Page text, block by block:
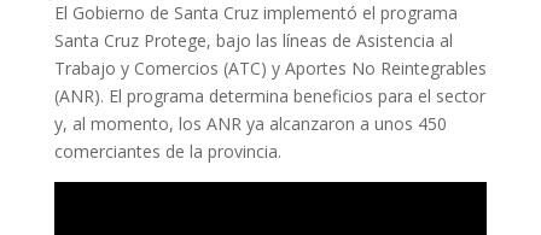
El Gobierno de Santa Cruz implementó el programa
Santa Cruz Protege, bajo las líneas de Asistencia al
Trabajo y Comercios (ATC) y Aportes No Reintegrables
(ANR). El programa determina beneficios para el sector
y, al momento, los ANR ya alcanzaron a unos 450
comerciantes de la provincia.